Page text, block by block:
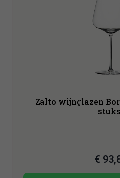
Zalto wijnglazen
€